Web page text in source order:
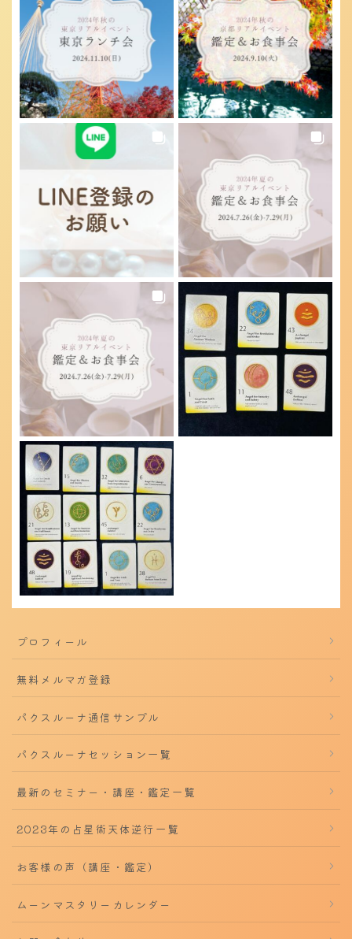
プロフィール
無料メルマガ登録
パクスルーナ通信サンプル
パクスルーナセッション一覧
最新のセミナー・講座・鑑定一覧
2023年の占星術天体逆行一覧
お客様の声（講座・鑑定）
ムーンマスタリーカレンダー